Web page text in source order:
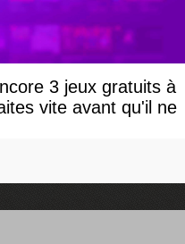
3 jeux gratuits à
vite avant qu'il ne